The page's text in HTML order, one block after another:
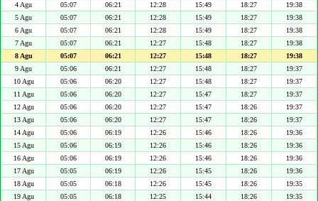
4 Agu
05:07 06:21 12:28 15:49 18:27
19:38
5 Agu
05:07 06:21 12:28 15:49 18:27
19:38
6 Agu
05:07 06:21 12:28 15:49 18:27
19:38
7 Agu
05:07 06:21 12:27 15:48 18:27
19:38
8 Agu
05:07 06:21 12:27 15:48 18:27
19:38
9 Agu
05:06 06:21 12:27 15:48 18:27
19:37
10 Agu
05:06 06:20 12:27 15:48 18:27
19:37
11 Agu
05:06 06:20 12:27 15:47 18:27
19:37
12 Agu
05:06 06:20 12:27 15:47 18:26
19:37
13 Agu
05:06 06:20 12:27 15:47 18:26
19:37
14 Agu
05:06 06:19 12:26 15:46 18:26
19:36
15 Agu
05:06 06:19 12:26 15:46 18:26
19:36
16 Agu
05:06 06:19 12:26 15:46 18:26
19:36
17 Agu
05:05 06:19 12:26 15:45 18:26
19:36
18 Agu
05:05 06:18 12:26 15:45 18:26
19:35
19 Agu
05:05 06:18 12:25 15:44 18:26
19:35